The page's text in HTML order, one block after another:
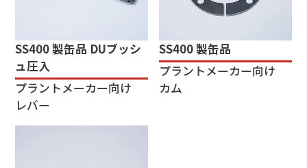
SS400 製缶品 DUブッシ
ュ圧入
プラントメーカー向け
レバー
SS400 製缶品
プラントメーカー向け
カム